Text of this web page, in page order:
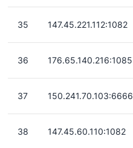
35 147.45.221.112:1082
36 176.65.140.216:1085
37 150.241.70.103:6666
38 147.45.60.110:1082